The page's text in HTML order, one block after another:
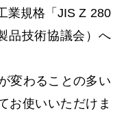
業規格「JIS Z 280
品技術協議会）へ
変わることの多い
お使いいただけま